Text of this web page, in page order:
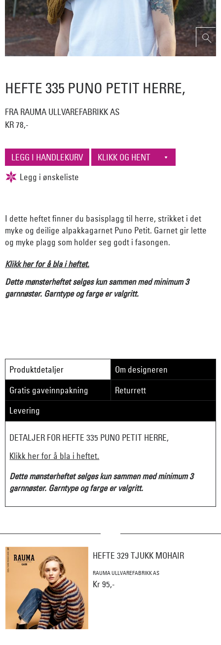
HEFTE 335 PUNO PETIT HERRE,
FRA RAUMA ULLVAREFABRIKK AS
KR 78,-
I dette heftet finner du basisplagg til herre, strikket i det
myke og deilige alpakkagarnet Puno Petit. Garnet gir lette
og myke plagg som holder seg godt i fasongen.
Klikk her for å bla i heftet.
Dette mønsterheftet selges kun sammen med minimum 3
garnnøster. Garntype og farge er valgritt.
Produktdetaljer
Om designeren
Gratis gaveinnpakning
Returrett
Levering
DETALJER FOR HEFTE 335 PUNO PETIT HERRE,
Klikk her for å bla i heftet.
Dette mønsterheftet selges kun sammen med minimum 3
garnnøster. Garntype og farge er valgritt.
HEFTE 329 TJUKK MOHAIR
RAUMA ULLVAREFABRIKK AS
Kr 95,-